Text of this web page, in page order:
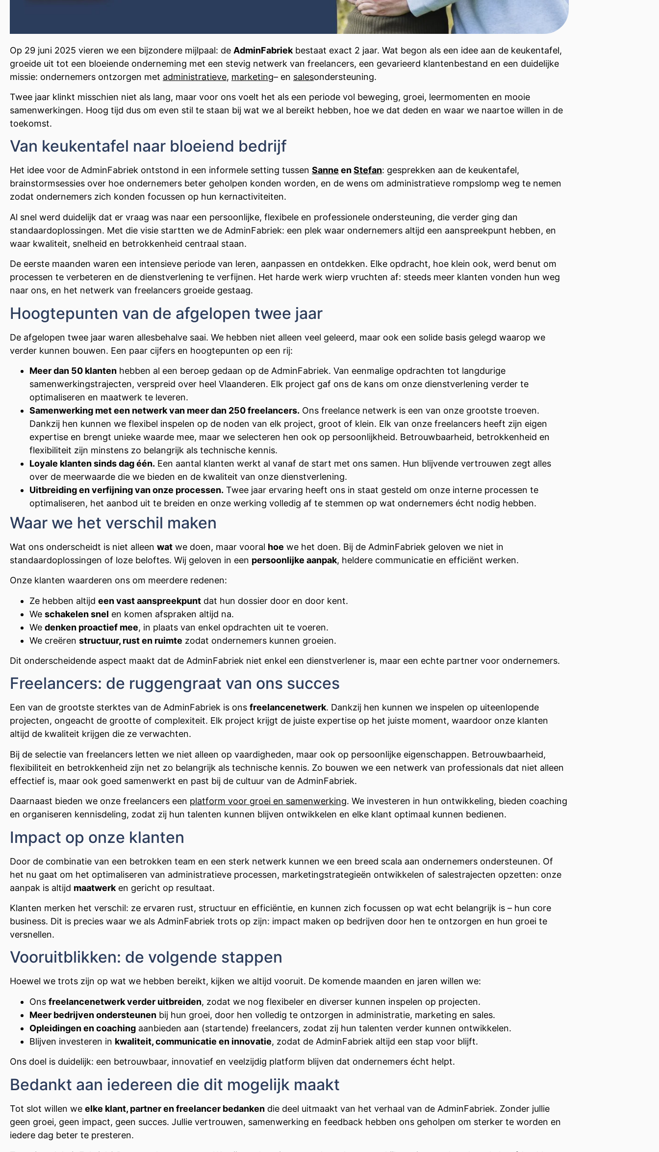
Op 29 juni 2025 vieren we een bijzondere mijlpaal: de AdminFabriek bestaat exact 2 jaar. Wat begon als een idee aan de keukentafel,
groeide uit tot een bloeiende onderneming met een stevig netwerk van freelancers, een gevarieerd klantenbestand en een duidelijke
missie: ondernemers ontzorgen met administratieve, marketing– en salesondersteuning.
Twee jaar klinkt misschien niet als lang, maar voor ons voelt het als een periode vol beweging, groei, leermomenten en mooie
samenwerkingen. Hoog tijd dus om even stil te staan bij wat we al bereikt hebben, hoe we dat deden en waar we naartoe willen in de
toekomst.
Van keukentafel naar bloeiend bedrijf
Het idee voor de AdminFabriek ontstond in een informele setting tussen Sanne enStefan: gesprekken aan de keukentafel,
brainstormsessies over hoe ondernemers beter geholpen konden worden, en de wens om administratieve rompslomp weg te nemen
zodat ondernemers zich konden focussen op hun kernactiviteiten.
Al snel werd duidelijk dat er vraag was naar een persoonlijke, flexibele en professionele ondersteuning, die verder ging dan
standaardoplossingen. Met die visie startten we de AdminFabriek: een plek waar ondernemers altijd een aanspreekpunt hebben, en
waar kwaliteit, snelheid en betrokkenheid centraal staan.
De eerste maanden waren een intensieve periode van leren, aanpassen en ontdekken. Elke opdracht, hoe klein ook, werd benut om
processen te verbeteren en de dienstverlening te verfijnen. Het harde werk wierp vruchten af: steeds meer klanten vonden hun weg
naar ons, en het netwerk van freelancers groeide gestaag.
Hoogtepunten van de afgelopen twee jaar
De afgelopen twee jaar waren allesbehalve saai. We hebben niet alleen veel geleerd, maar ook een solide basis gelegd waarop we
verder kunnen bouwen. Een paar cijfers en hoogtepunten op een rij:
Meer dan 50 klanten hebben al een beroep gedaan op de AdminFabriek. Van eenmalige opdrachten tot langdurige
samenwerkingstrajecten, verspreid over heel Vlaanderen. Elk project gaf ons de kans om onze dienstverlening verder te
optimaliseren en maatwerk te leveren.
Samenwerking met een netwerk van meer dan 250 freelancers. Ons freelance netwerk is een van onze grootste troeven.
Dankzij hen kunnen we flexibel inspelen op de noden van elk project, groot of klein. Elk van onze freelancers heeft zijn eigen
expertise en brengt unieke waarde mee, maar we selecteren hen ook op persoonlijkheid. Betrouwbaarheid, betrokkenheid en
flexibiliteit zijn minstens zo belangrijk als technische kennis.
Loyale klanten sinds dag één. Een aantal klanten werkt al vanaf de start met ons samen. Hun blijvende vertrouwen zegt alles
over de meerwaarde die we bieden en de kwaliteit van onze dienstverlening.
Uitbreiding en verfijning van onze processen. Twee jaar ervaring heeft ons in staat gesteld om onze interne processen te
optimaliseren, het aanbod uit te breiden en onze werking volledig af te stemmen op wat ondernemers écht nodig hebben.
Waar we het verschil maken
Wat ons onderscheidt is niet alleen wat we doen, maar vooral hoe we het doen. Bij de AdminFabriek geloven we niet in
standaardoplossingen of loze beloftes. Wij geloven in een persoonlijke aanpak, heldere communicatie en efficiënt werken.
Onze klanten waarderen ons om meerdere redenen:
Ze hebben altijd een vast aanspreekpunt dat hun dossier door en door kent.
We schakelen snel en komen afspraken altijd na.
We denken proactief mee, in plaats van enkel opdrachten uit te voeren.
We creëren structuur, rust en ruimte zodat ondernemers kunnen groeien.
Dit onderscheidende aspect maakt dat de AdminFabriek niet enkel een dienstverlener is, maar een echte partner voor ondernemers.
Freelancers: de ruggengraat van ons succes
Een van de grootste sterktes van de AdminFabriek is ons freelancenetwerk. Dankzij hen kunnen we inspelen op uiteenlopende
projecten, ongeacht de grootte of complexiteit. Elk project krijgt de juiste expertise op het juiste moment, waardoor onze klanten
altijd de kwaliteit krijgen die ze verwachten.
Bij de selectie van freelancers letten we niet alleen op vaardigheden, maar ook op persoonlijke eigenschappen. Betrouwbaarheid,
flexibiliteit en betrokkenheid zijn net zo belangrijk als technische kennis. Zo bouwen we een netwerk van professionals dat niet alleen
effectief is, maar ook goed samenwerkt en past bij de cultuur van de AdminFabriek.
Daarnaast bieden we onze freelancers een platform voor groei en samenwerking. We investeren in hun ontwikkeling, bieden coaching
en organiseren kennisdeling, zodat zij hun talenten kunnen blijven ontwikkelen en elke klant optimaal kunnen bedienen.
Impact op onze klanten
Door de combinatie van een betrokken team en een sterk netwerk kunnen we een breed scala aan ondernemers ondersteunen. Of
het nu gaat om het optimaliseren van administratieve processen, marketingstrategieën ontwikkelen of salestrajecten opzetten: onze
aanpak is altijd maatwerk en gericht op resultaat.
Klanten merken het verschil: ze ervaren rust, structuur en efficiëntie, en kunnen zich focussen op wat echt belangrijk is – hun core
business. Dit is precies waar we als AdminFabriek trots op zijn: impact maken op bedrijven door hen te ontzorgen en hun groei te
versnellen.
Vooruitblikken: de volgende stappen
Hoewel we trots zijn op wat we hebben bereikt, kijken we altijd vooruit. De komende maanden en jaren willen we:
Ons freelancenetwerk verder uitbreiden, zodat we nog flexibeler en diverser kunnen inspelen op projecten.
Meer bedrijven ondersteunen bij hun groei, door hen volledig te ontzorgen in administratie, marketing en sales.
Opleidingen en coaching aanbieden aan (startende) freelancers, zodat zij hun talenten verder kunnen ontwikkelen.
Blijven investeren in kwaliteit, communicatie en innovatie, zodat de AdminFabriek altijd een stap voor blijft.
Ons doel is duidelijk: een betrouwbaar, innovatief en veelzijdig platform blijven dat ondernemers écht helpt.
Bedankt aan iedereen die dit mogelijk maakt
Tot slot willen we elke klant, partner en freelancer bedanken die deel uitmaakt van het verhaal van de AdminFabriek. Zonder jullie
geen groei, geen impact, geen succes. Jullie vertrouwen, samenwerking en feedback hebben ons geholpen om sterker te worden en
iedere dag beter te presteren.